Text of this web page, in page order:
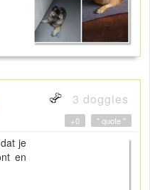
3 doggies
" quote "
+0
je
en